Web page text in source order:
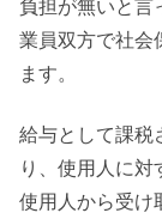
負担が無いと言
業員双方で社会
ます。
給与として課税
り、使用人に
使用人から受け